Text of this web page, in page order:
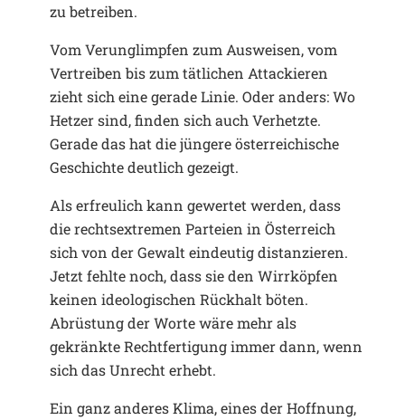
zu betreiben.
Vom Verunglimpfen zum Ausweisen, vom
Vertreiben bis zum tätlichen Attackieren
zieht sich eine gerade Linie. Oder anders: Wo
Hetzer sind, finden sich auch Verhetzte.
Gerade das hat die jüngere österreichische
Geschichte deutlich gezeigt.
Als erfreulich kann gewertet werden, dass
die rechtsextremen Parteien in Österreich
sich von der Gewalt eindeutig distanzieren.
Jetzt fehlte noch, dass sie den Wirrköpfen
keinen ideologischen Rückhalt böten.
Abrüstung der Worte wäre mehr als
gekränkte Rechtfertigung immer dann, wenn
sich das Unrecht erhebt.
Ein ganz anderes Klima, eines der Hoffnung,